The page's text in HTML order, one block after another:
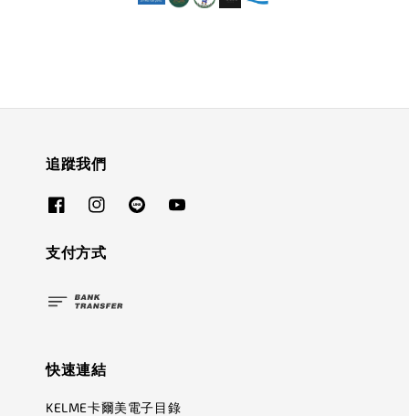
追蹤我們
支付方式
快速連結
KELME卡爾美電子目錄